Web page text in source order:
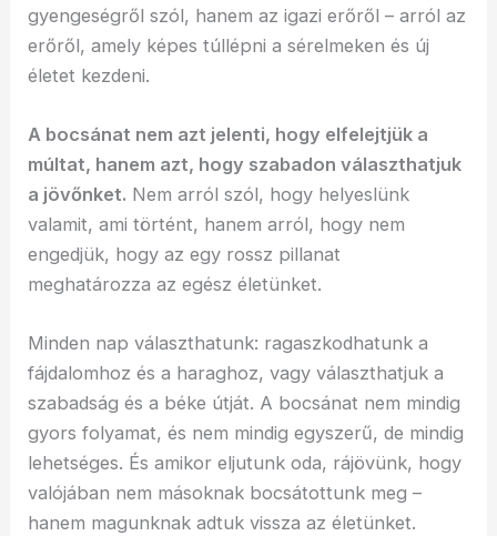
gyengeségről szól, hanem az igazi erőről – arról az
erőről, amely képes túllépni a sérelmeken és új
életet kezdeni.
A bocsánat nem azt jelenti, hogy elfelejtjük a
múltat, hanem azt, hogy szabadon választhatjuk
a jövőnket. Nem arról szól, hogy helyeslünk
valamit, ami történt, hanem arról, hogy nem
engedjük, hogy az egy rossz pillanat
meghatározza az egész életünket.
Minden nap választhatunk: ragaszkodhatunk a
fájdalomhoz és a haraghoz, vagy választhatjuk a
szabadság és a béke útját. A bocsánat nem mindig
gyors folyamat, és nem mindig egyszerű, de mindig
lehetséges. És amikor eljutunk oda, rájövünk, hogy
valójában nem másoknak bocsátottunk meg –
hanem magunknak adtuk vissza az életünket.